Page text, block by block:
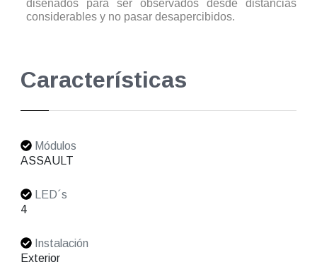
diseñados para ser observados desde distancias
considerables y no pasar desapercibidos.
Características
Módulos
ASSAULT
LED´s
4
Instalación
Exterior